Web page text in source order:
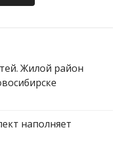
Жилой район
наполняет